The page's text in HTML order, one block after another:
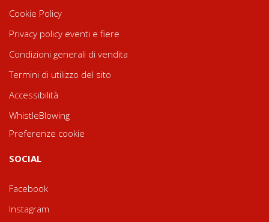
Cookie Policy
Privacy policy eventi e fiere
Condizioni generali di vendita
Termini di utilizzo del sito
Accessibilità
WhistleBlowing
Preferenze cookie
SOCIAL
Facebook
Instagram